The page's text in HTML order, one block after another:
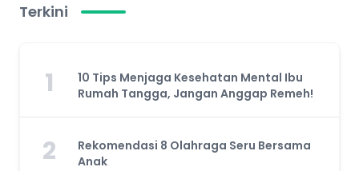
Terkini
1
10 Tips Menjaga Kesehatan Mental Ibu
Rumah Tangga, Jangan Anggap Remeh!
2
Rekomendasi 8 Olahraga Seru Bersama
Anak